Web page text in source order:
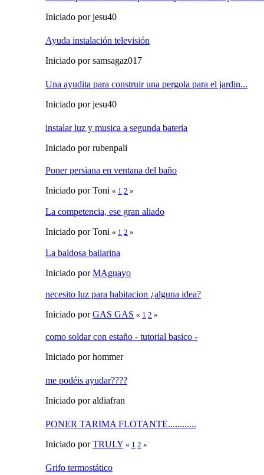
Iniciado por jesu40
Ayuda instalación televisión
Iniciado por samsagaz017
Una ayudita para construir una pergola para el jardin...
Iniciado por jesu40
instalar luz y musica a segunda bateria
Iniciado por rubenpali
Poner persiana en ventana del baño
Iniciado por Toni « 1 2 »
La competencia, ese gran aliado
Iniciado por Toni « 1 2 »
La baldosa bailarina
Iniciado porMAguayo
necesito luz para habitacion ¿alguna idea?
Iniciado porGAS GAS « 1 2 »
como soldar con estaño - tutorial basico -
Iniciado por hommer
me podéis ayudar????
Iniciado por aldiafran
PONER TARIMA FLOTANTE............
Iniciado porTRULY « 1 2 »
Grifo termostático